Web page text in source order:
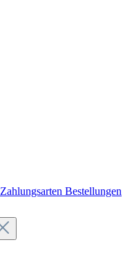
Zahlungsarten Bestellungen